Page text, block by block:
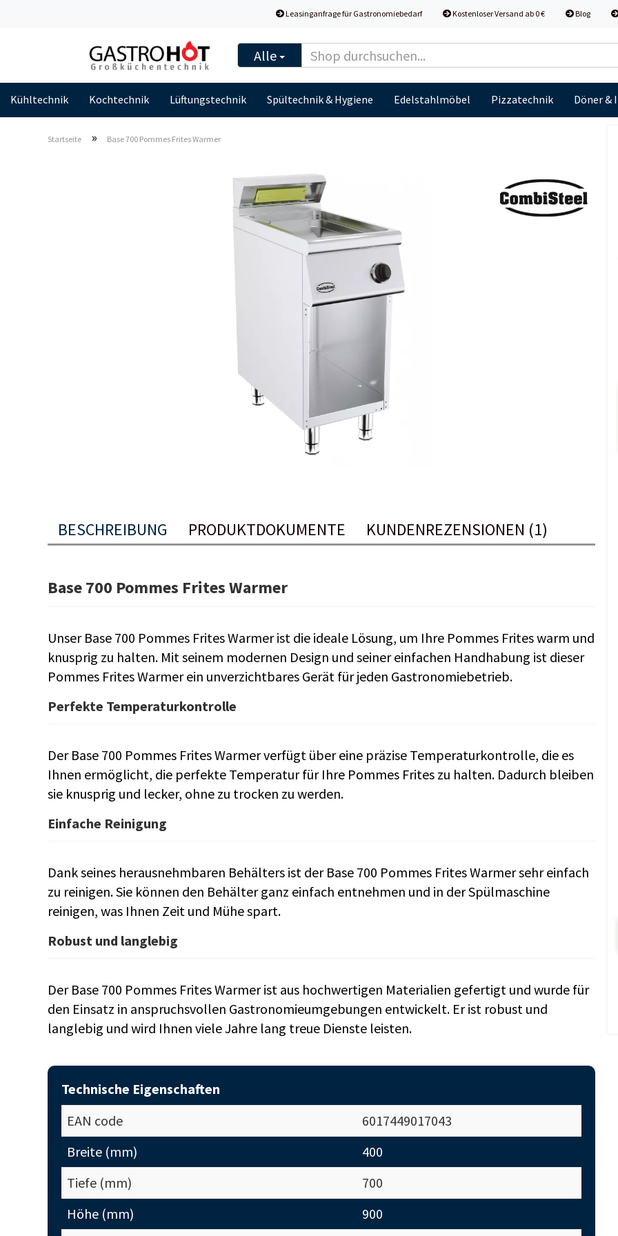
Leasinganfrage für Gastronomiebedarf Kostenloser Versand ab 0 € Blog
Alle
Kühltechnik Kochtechnik Lüftungstechnik Spültechnik & Hygiene Edelstahlmöbel Pizzatechnik Döner &
Startseite » Base 700 Pommes Frites Warmer
BESCHREIBUNG PRODUKTDOKUMENTE KUNDENREZENSIONEN (1)
Base 700 Pommes Frites Warmer
Unser Base 700 Pommes Frites Warmer ist die ideale Lösung, um Ihre Pommes Frites warm und
knusprig zu halten. Mit seinem modernen Design und seiner einfachen Handhabung ist dieser
Pommes Frites Warmer ein unverzichtbares Gerät für jeden Gastronomiebetrieb.
Perfekte Temperaturkontrolle
Der Base 700 Pommes Frites Warmer verfügt über eine präzise Temperaturkontrolle, die es
Ihnen ermöglicht, die perfekte Temperatur für Ihre Pommes Frites zu halten. Dadurch bleiben
sie knusprig und lecker, ohne zu trocken zu werden.
Einfache Reinigung
Dank seines herausnehmbaren Behälters ist der Base 700 Pommes Frites Warmer sehr einfach
zu reinigen. Sie können den Behälter ganz einfach entnehmen und in der Spülmaschine
reinigen, was Ihnen Zeit und Mühe spart.
Robust und langlebig
Der Base 700 Pommes Frites Warmer ist aus hochwertigen Materialien gefertigt und wurde für
den Einsatz in anspruchsvollen Gastronomieumgebungen entwickelt. Er ist robust und
langlebig und wird Ihnen viele Jahre lang treue Dienste leisten.
Technische Eigenschaften
EAN code
6017449017043
Breite (mm)
400
Tiefe (mm)
700
Höhe (mm)
900